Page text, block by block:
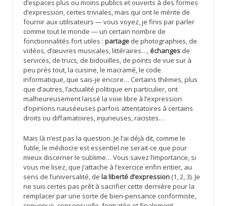
d’espaces plus ou moins publics et ouverts à des formes
d’expression, certes triviales, mais qui ont le mérite de
fournir aux utilisateurs — vous voyez, je finis par parler
comme tout le monde — un certain nombre de
fonctionnalités fort utiles : partage de photographies, de
vidéos, d’œuvres musicales, littéraires…, échanges de
services, de trucs, de bidouilles, de points de vue sur à
peu près tout, la cuisine, le macramé, le code
informatique, que sais-je encore… Certains thèmes, plus
que d’autres, l’actualité politique en particulier, ont
malheureusement laissé la voie libre à l’expression
d’opinions nauséeuses parfois attentatoires à certains
droits ou diffamatoires, injurieuses, racistes…
Mais là n’est pas la question. Je l’ai déjà dit, comme le
futile, le médiocre est essentiel ne serait-ce que pour
mieux discerner le sublime… Vous savez l’importance, si
vous me lisez, que j’attache à l’exercice enfin entier, au
sens de l’universalité, de la liberté d’expression (1, 2, 3). Je
ne suis certes pas prêt à sacrifier cette dernière pour la
remplacer par une sorte de bien-pensance conformiste,